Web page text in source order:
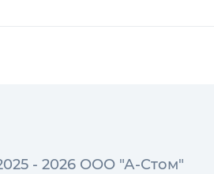
- 2026 ООО "А-Стом"